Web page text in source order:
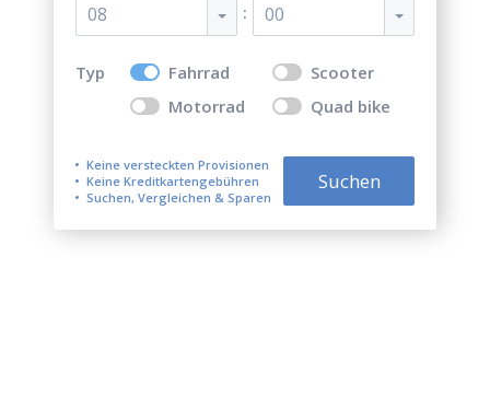
08 : 00
Typ Fahrrad
Scooter
Motorrad
Quad bike
Keine versteckten Provisionen
Keine Kreditkartengebühren
Suchen, Vergleichen & Sparen
Suchen